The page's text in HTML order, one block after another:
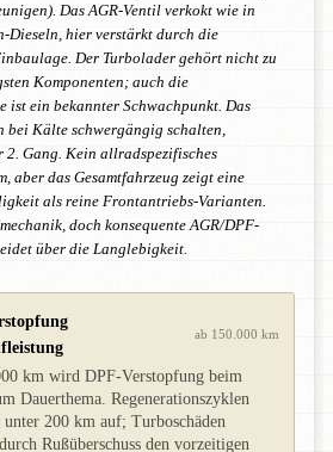
Das AGR-Ventil verkokt wie in
Dieseln, hier verstärkt durch die
Der Turbolader gehört nicht zu
Komponenten; auch die
ist ein bekannter Schwachpunkt. Das
bei Kälte schwergängig schalten,
2. Gang. Kein allradspezifisches
aber das Gesamtfahrzeug zeigt eine
als reine Frontantriebs-Varianten.
doch konsequente AGR/DPF-
über die Langlebigkeit.
ab 150.000 km
km wird DPF-Verstopfung beim
Dauerthema. Regenerationszyklen
200 km auf; Turboschäden
Rußüberschuss den vorzeitigen